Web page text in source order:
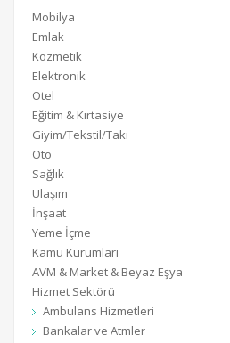
Mobilya
Emlak
Kozmetik
Elektronik
Otel
Eğitim & Kırtasiye
Giyim/Tekstil/Takı
Oto
Sağlık
Ulaşım
İnşaat
Yeme İçme
Kamu Kurumları
AVM & Market & Beyaz Eşya
Hizmet Sektörü
Ambulans Hizmetleri
Bankalar ve Atmler